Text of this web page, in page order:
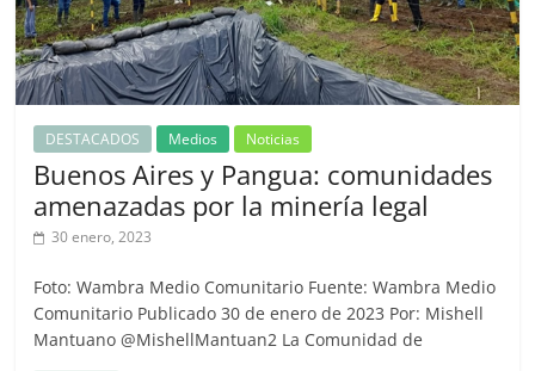
DESTACADOS Medios Noticias
Buenos Aires y Pangua: comunidades
amenazadas por la minería legal
30 enero, 2023
Foto: Wambra Medio Comunitario Fuente: Wambra Medio
Comunitario Publicado 30 de enero de 2023 Por: Mishell
Mantuano @MishellMantuan2 La Comunidad de